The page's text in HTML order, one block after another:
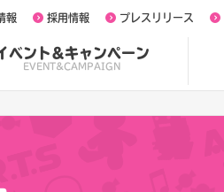
ベント&キャンペーン
EVENT&CAMPAIGN
報 採用情報 プレスリリース